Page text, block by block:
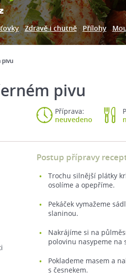
Zdravě i chutně Přílohy
pivu
pivu
Příprava:
neuvedeno
Postup přípravy
Trochu silnější plátky
osolíme a opepříme.
Pekáček vymažeme
slaninou.
Nakrájíme si na
polovinu nasypeme na
Poklademe masem a
s česnekem.